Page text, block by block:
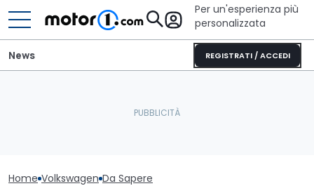
Per un'esperienza più
personalizzata
REGISTRATI / ACCEDI
News
Home Volkswagen Da Sapere